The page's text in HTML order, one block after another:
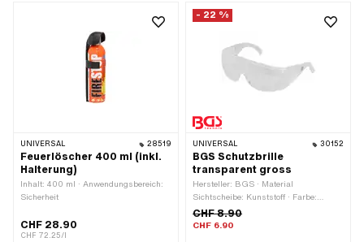
UNIVERSAL 28519
Feuerlöscher 400 ml (inkl.
Halterung)
Inhalt: 400 ml · Anwendungsbereich:
Sicherheit
CHF 28.90
CHF 72.25/l
- 22 %
UNIVERSAL 30152
BGS Schutzbrille
transparent gross
Hersteller: BGS · Material
Sichtscheibe: Kunststoff · Farbe:
transparent · Anwendungsbereich:
Sicherheit
CHF 8.90
CHF 6.90